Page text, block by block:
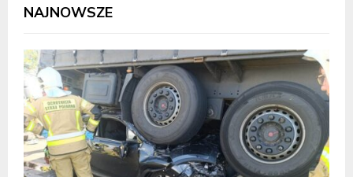
NAJNOWSZE